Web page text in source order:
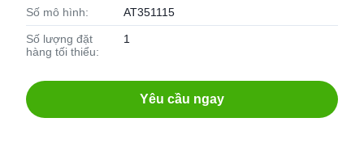
Số mô hình: AT351115
Số lượng đặt
hàng tối thiểu:
1
Yêu cầu ngay